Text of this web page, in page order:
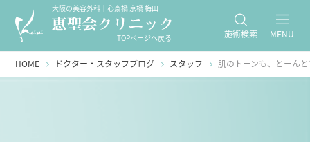
大阪の美容外科｜心斎橋 京橋 梅田
-----TOPページへ戻る 施術検索 MENU
HOME ドクター・スタッフブログ スタッフ 肌のトーンも、とーん